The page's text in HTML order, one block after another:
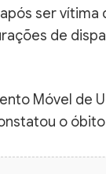
ser vítima
de
Móvel de
o